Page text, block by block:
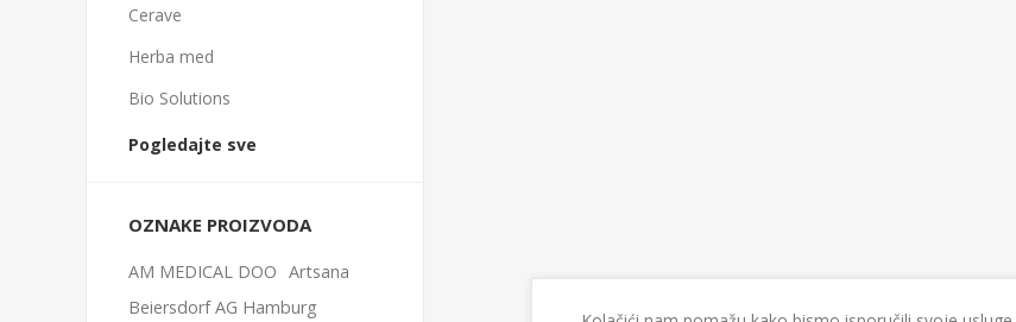
Cerave
Herba med
Bio Solutions
Pogledajte sve
OZNAKE PROIZVODA
AM MEDICAL DOO Artsana
Beiersdorf AG Hamburg